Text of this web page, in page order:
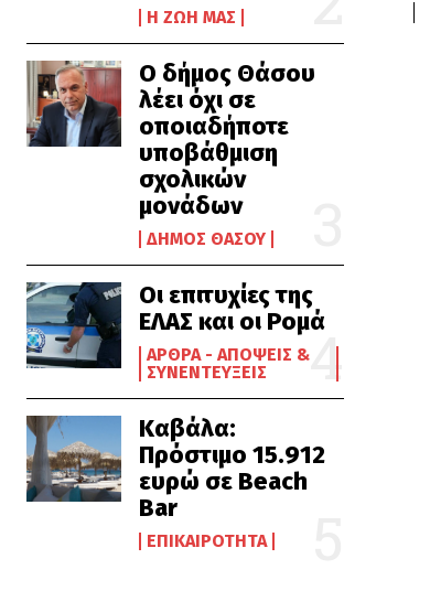
Η ΖΩΉ ΜΑΣ
Ο δήμος Θάσου
λέει όχι σε
οποιαδήποτε
υποβάθμιση
σχολικών
μονάδων
ΔΉΜΟΣ ΘΆΣΟΥ
Οι επιτυχίες της
ΕΛΑΣ και οι Ρομά
ΆΡΘΡΑ - ΑΠΌΨΕΙΣ &
ΣΥΝΕΝΤΕΎΞΕΙΣ
Καβάλα:
Πρόστιμο 15.912
ευρώ σε Beach
Bar
ΕΠΙΚΑΙΡΌΤΗΤΑ